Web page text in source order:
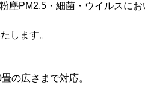
塵PM2.5・細菌・ウイルスに
します。
の広さまで対応。